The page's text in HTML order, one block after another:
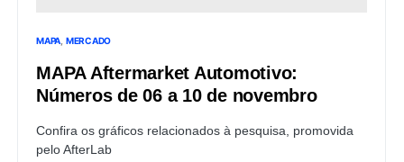
MAPA MERCADO
MAPA Aftermarket Automotivo:
Números de 06 a 10 de novembro
Confira os gráficos relacionados à pesquisa, promovida
pelo AfterLab